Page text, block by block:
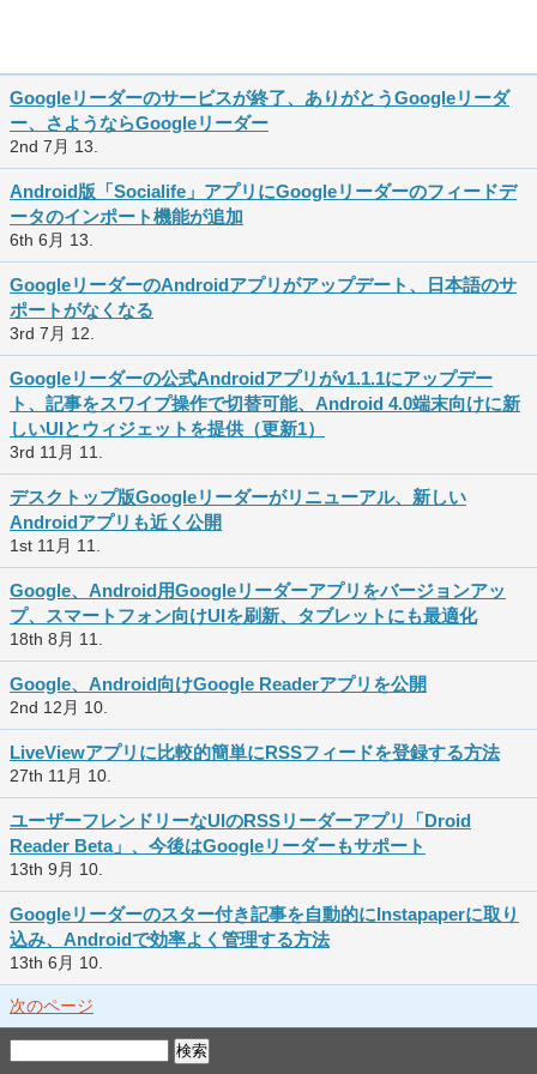
Googleリーダーのサービスが終了、ありがとうGoogleリーダ
ー、さようならGoogleリーダー
2nd 7月 13.
Android版「Socialife」アプリにGoogleリーダーのフィードデ
ータのインポート機能が追加
6th 6月 13.
GoogleリーダーのAndroidアプリがアップデート、日本語のサ
ポートがなくなる
3rd 7月 12.
Googleリーダーの公式Androidアプリがv1.1.1にアップデー
ト、記事をスワイプ操作で切替可能、Android 4.0端末向けに新
しいUIとウィジェットを提供（更新1）
3rd 11月 11.
デスクトップ版Googleリーダーがリニューアル、新しい
Androidアプリも近く公開
1st 11月 11.
Google、Android用Googleリーダーアプリをバージョンアッ
プ、スマートフォン向けUIを刷新、タブレットにも最適化
18th 8月 11.
Google、Android向けGoogle Readerアプリを公開
2nd 12月 10.
LiveViewアプリに比較的簡単にRSSフィードを登録する方法
27th 11月 10.
ユーザーフレンドリーなUIのRSSリーダーアプリ「Droid
Reader Beta」、今後はGoogleリーダーもサポート
13th 9月 10.
Googleリーダーのスター付き記事を自動的にInstapaperに取り
込み、Androidで効率よく管理する方法
13th 6月 10.
次のページ